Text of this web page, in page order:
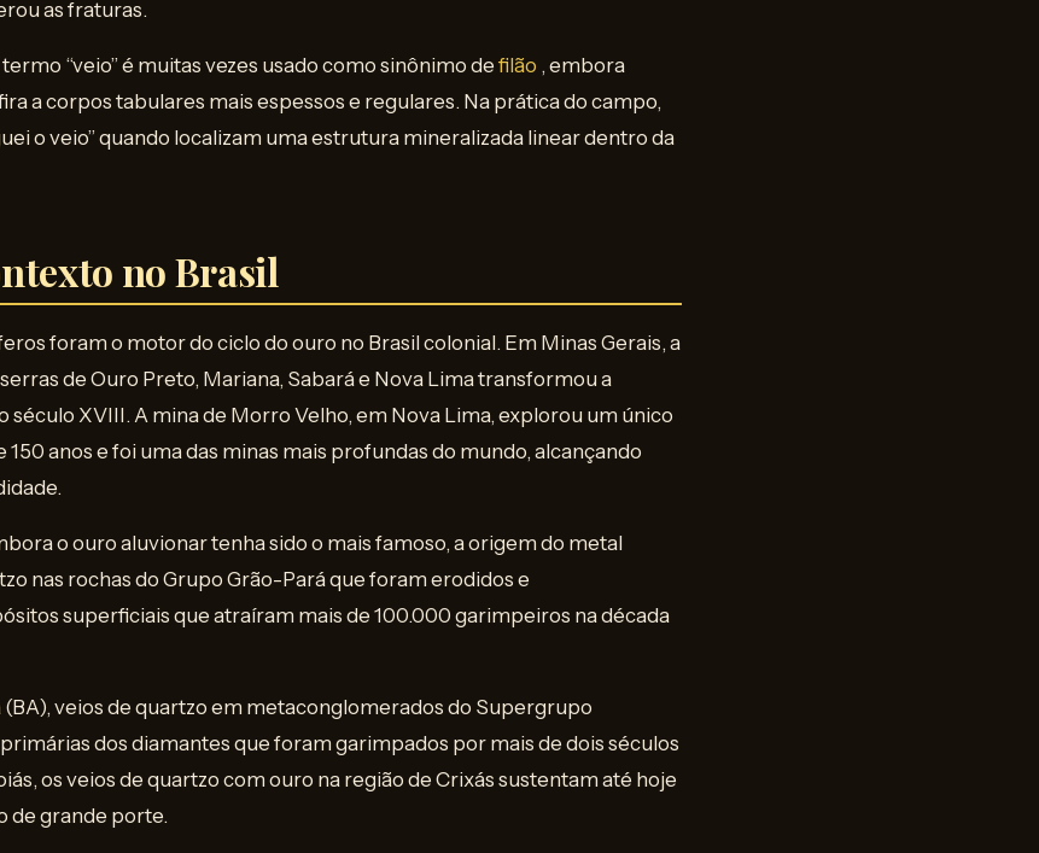
as fraturas.
“veio” é muitas vezes usado como sinônimo de filão , embora
a corpos tabulares mais espessos e regulares. Na prática do campo,
o veio” quando localizam uma estrutura mineralizada linear dentro da
no Brasil
foram o motor do ciclo do ouro no Brasil colonial. Em Minas Gerais, a
de Ouro Preto, Mariana, Sabará e Nova Lima transformou a
XVIII. A mina de Morro Velho, em Nova Lima, explorou um único
anos e foi uma das minas mais profundas do mundo, alcançando
o ouro aluvionar tenha sido o mais famoso, a origem do metal
nas rochas do Grupo Grão-Pará que foram erodidos e
superficiais que atraíram mais de 100.000 garimpeiros na década
(BA), veios de quartzo em metaconglomerados do Supergrupo
dos diamantes que foram garimpados por mais de dois séculos
os veios de quartzo com ouro na região de Crixás sustentam até hoje
de grande porte.